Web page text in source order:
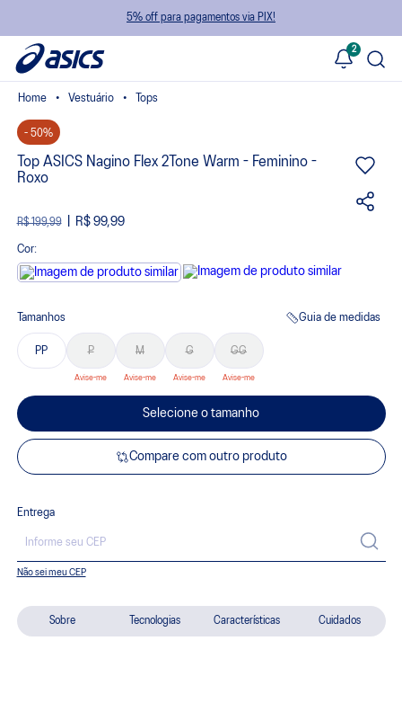
5% off para pagamentos via PIX!
2
Sobre Tecnologias Características Cuidados
Vestuário Tops
- 50%
Top ASICS Nagino Flex 2Tone Warm - Feminino -
Roxo
R$ 199,99 R$ 99,99
Cor:
Tamanhos Guia de medidas
PP P M G GG
Selecione o tamanho
Compare com outro produto
Entrega
Não sei meu CEP